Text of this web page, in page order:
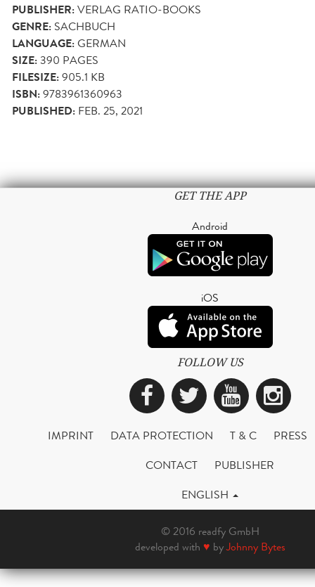
PUBLISHER:VERLAG RATIO-BOOKS
GENRE: SACHBUCH
LANGUAGE:GERMAN
SIZE:390 PAGES
FILESIZE:905.1 KB
ISBN:9783961360963
PUBLISHED: FEB. 25, 2021
GET THE APP
Android
iOS
FOLLOW US
Facebook
Twitter
IMPRINT DATA PROTECTION T & C
PRESS
CONTACT
PUBLISHER
ENGLISH
© 2016 readfy GmbH
developed with ♥ byJohnny Bytes